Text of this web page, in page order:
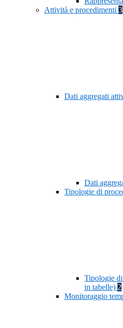
Attività e procedimenti 3
Dati aggregati
Dati
Tipologie di
Tipologie
in tabelle) 2
Monitoraggio